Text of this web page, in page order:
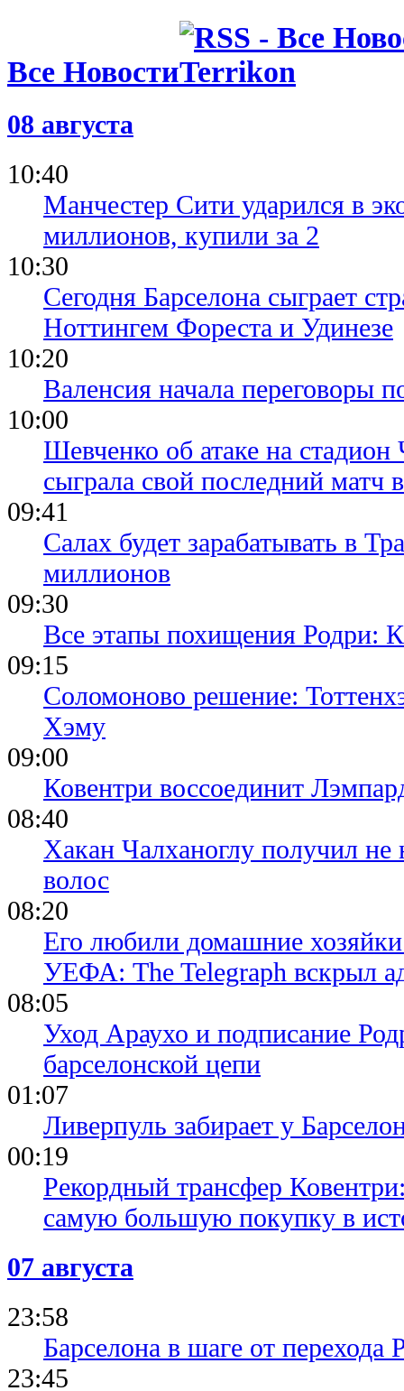
Все Новости
08 августа
10:40
Манчестер Сити ударился в
миллионов, купили за 2
10:30
Сегодня Барселона сыграет
Ноттингем Фореста и Удинезе
10:20
Валенсия начала переговоры
10:00
Шевченко об атаке на
сыграла свой последний матч
09:41
Салах будет зарабатывать в
миллионов
09:30
Все этапы похищения Родри:
09:15
Соломоново решение:
Хэму
09:00
Ковентри воссоединит
08:40
Хакан Чалханоглу получил не
волос
08:20
Его любили домашние
УЕФА: The Telegraph вскрыл
08:05
Уход Араухо и подписание
барселонской цепи
01:07
Ливерпуль забирает у
00:19
Рекордный трансфер
самую большую покупку в
07 августа
23:58
Барселона в шаге от перехода
23:45